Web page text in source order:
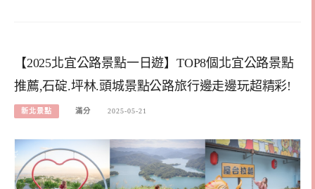
【2025北宜公路景點一日遊】TOP8個北宜公路景點
推薦,石碇.坪林.頭城景點公路旅行邊走邊玩超精彩!
新北景點 滿分 2025-05-21